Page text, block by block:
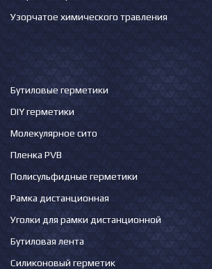
Узорчатое химического травления
Бутиловые герметики
DIY герметики
Молекулярное сито
Пленка PVB
Полисульфидные герметики
Рамка дистанционная
Уголки для рамки дистанционной
Бутиловая лента
Силиконовый герметик